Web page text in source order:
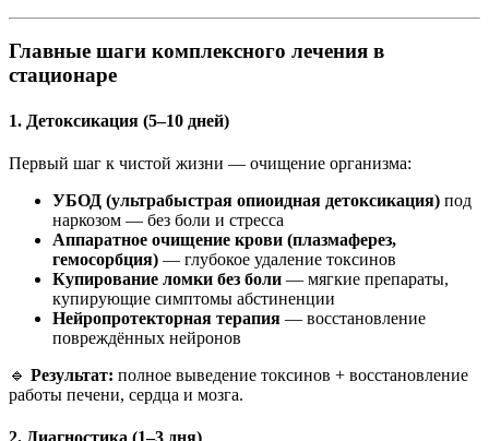
Главные шаги комплексного лечения в
стационаре
1. Детоксикация (5–10 дней)
Первый шаг к чистой жизни — очищение организма:
УБОД (ультрабыстрая опиоидная детоксикация) под
наркозом — без боли и стресса
Аппаратное очищение крови (плазмаферез,
гемосорбция) — глубокое удаление токсинов
Купирование ломки без боли — мягкие препараты,
купирующие симптомы абстиненции
Нейропротекторная терапия — восстановление
повреждённых нейронов
🔹 Результат: полное выведение токсинов + восстановление
работы печени, сердца и мозга.
2. Диагностика (1–3 дня)